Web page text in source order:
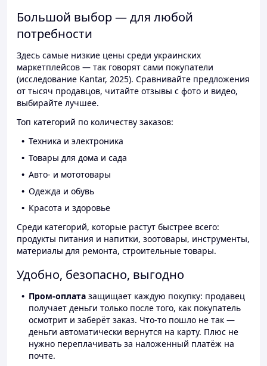
Большой выбор — для любой
потребности
Здесь самые низкие цены среди украинских
маркетплейсов — так говорят сами покупатели
(исследование Kantar, 2025). Сравнивайте предложения
от тысяч продавцов, читайте отзывы с фото и видео,
выбирайте лучшее.
Топ категорий по количеству заказов:
Техника и электроника
Товары для дома и сада
Авто- и мототовары
Одежда и обувь
Красота и здоровье
Среди категорий, которые растут быстрее всего:
продукты питания и напитки, зоотовары, инструменты,
материалы для ремонта, строительные товары.
Удобно, безопасно, выгодно
Пром-оплата защищает каждую покупку: продавец
получает деньги только после того, как покупатель
осмотрит и заберёт заказ. Что-то пошло не так —
деньги автоматически вернутся на карту. Плюс не
нужно переплачивать за наложенный платёж на
почте.